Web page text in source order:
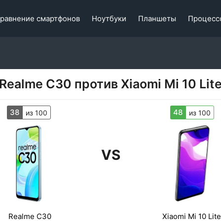
смартфонов Ноутбуки Планшеты
C30 против Xiaomi Mi 10
38 из 100
VS
48 из 100
Realme C30 Xiaomi Mi 10 Lite